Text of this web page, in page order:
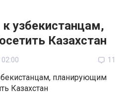
узбекистанцам,
Казахстан
11